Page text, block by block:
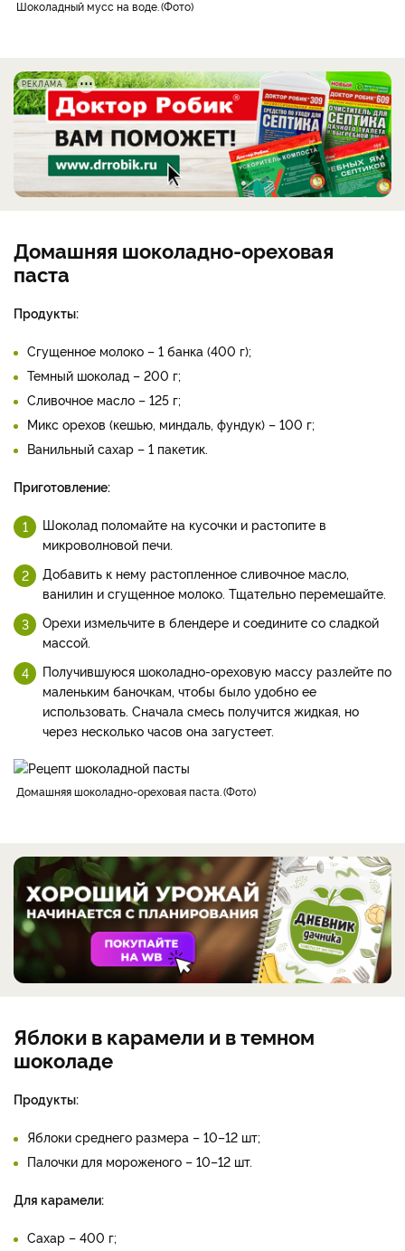
шоколадный мусс на воде. Фото
РЕКЛАМА
Домашняя шоколадно-ореховая
паста
Продукты:
Сгущенное молоко – 1 банка (400 г);
Темный шоколад – 200 г;
Сливочное масло – 125 г;
Микс орехов (кешью, миндаль, фундук) – 100 г;
Ванильный сахар – 1 пакетик.
Приготовление:
Шоколад поломайте на кусочки и растопите в
микроволновой печи.
Добавить к нему растопленное сливочное масло,
ванилин и сгущенное молоко. Тщательно перемешайте.
Орехи измельчите в блендере и соедините со сладкой
массой.
Получившуюся шоколадно-ореховую массу разлейте по
маленьким баночкам, чтобы было удобно ее
использовать. Сначала смесь получится жидкая, но
через несколько часов она загустеет.
домашняя шоколадно-ореховая паста. Фото
Яблоки в карамели и в темном
шоколаде
Продукты:
Яблоки среднего размера – 10–12 шт;
Палочки для мороженого – 10–12 шт.
Для карамели:
Сахар – 400 г;